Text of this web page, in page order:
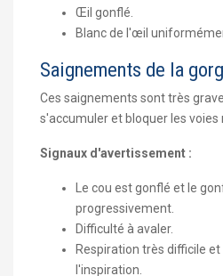
Œil gonflé.
Blanc de l'œil
Saignements de la
Ces saignements sont très
s'accumuler et bloquer les voies
Signaux d'avertissement :
Le cou est gonflé et le
progressivement.
Difficulté à avaler.
Respiration très difficile
l'inspiration.